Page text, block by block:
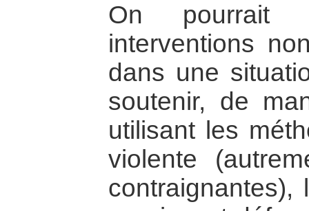
On pourrait
interventions
dans une
soutenir, de
utilisant les
violente